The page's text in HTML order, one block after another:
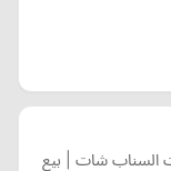
السناب شات | بيع